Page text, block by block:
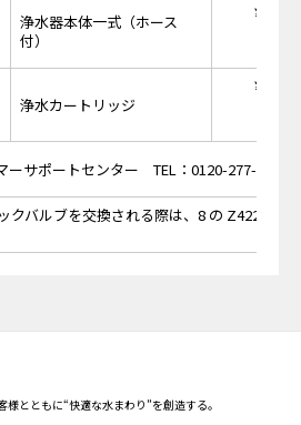
浄水器本体一式（ホース
付）
￥
浄水カートリッジ
￥
ーサポートセンター TEL：0120-277-995
クバルブを交換される際は、8 の Z422911
様とともに“快適な水まわり”を創造する。